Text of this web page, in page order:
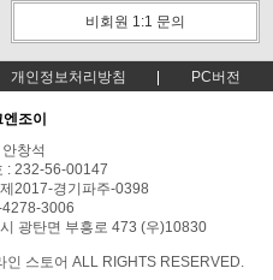
비회원 1:1 문의
개인정보처리방침 PC버전
조이
창석
: 232-56-00147
2017-경기파주-0398
4278-3006
광탄면 부흥로 473 (우)10830
스토어 ALL RIGHTS RESERVED.